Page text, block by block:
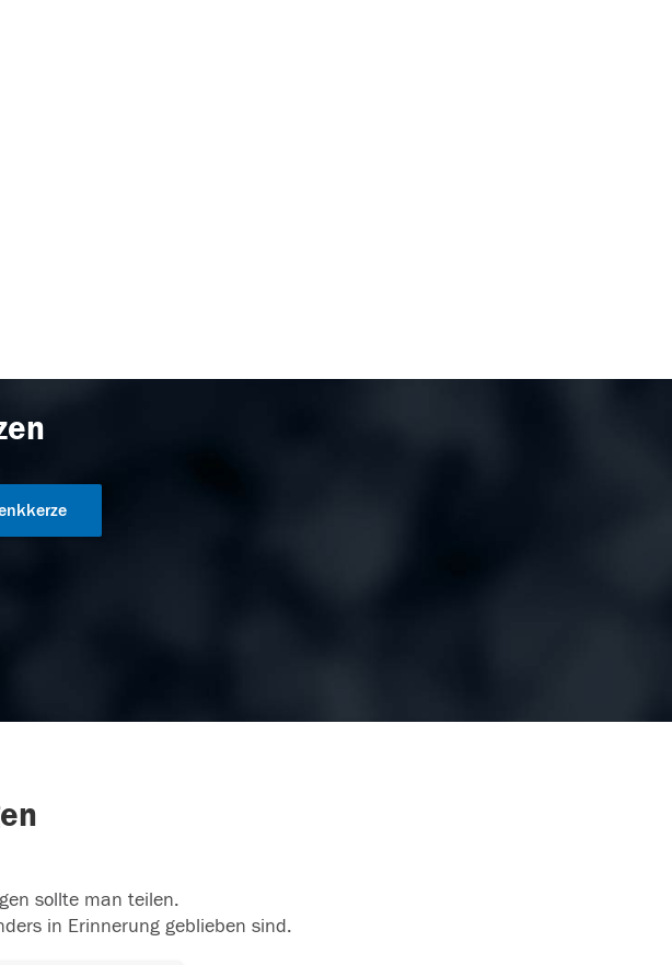
sollte man teilen.
in Erinnerung geblieben sind.